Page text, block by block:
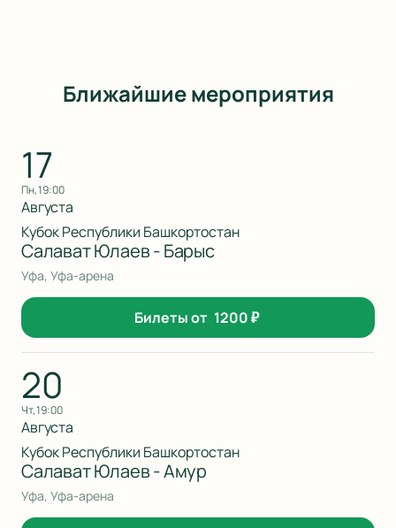
Ближайшие мероприятия
17
пн, 19:00
Августа
Кубок Республики Башкортостан
Салават Юлаев - Барыс
Уфа, Уфа-арена
Билеты от 1200₽
20
чт, 19:00
Августа
Кубок Республики Башкортостан
Салават Юлаев - Амур
Уфа, Уфа-арена